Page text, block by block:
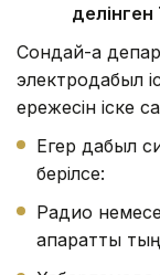
Сондай-ақ
электродабыл
ережесін іске
Егер дабыл
берілсе:
Радио
ақпаратты